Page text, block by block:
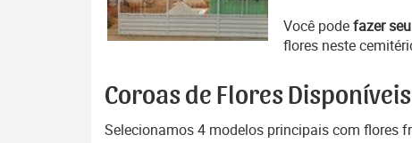
Você podefazer
flores neste
Coroas de Flores Disponíveis
Selecionamos 4 modelos principais com flores